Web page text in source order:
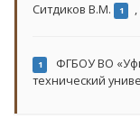
Ситдиков В.М. 1 ,
1
ФГБОУ ВО
технический